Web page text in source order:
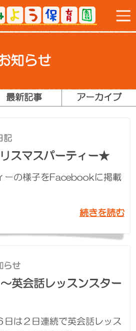
知らせ
最新記事 アーカイブ
記
スマスパーティー★
ーの様子をFacebookに掲載
続きを読む
らせ
英会話レッスンスター
日は２日連続で英会話レッス